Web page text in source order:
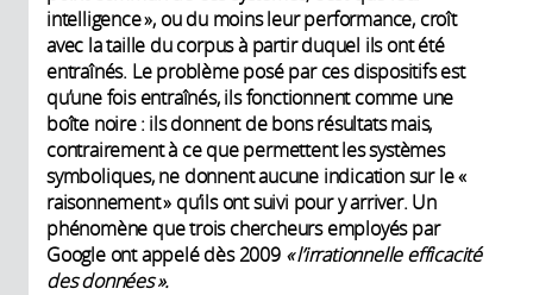
intelligence », ou du moins leur performance, croît
avec la taille du corpus à partir duquel ils ont été
entraînés. Le problème posé par ces dispositifs est
qu’une fois entraînés, ils fonctionnent comme une
boîte noire : ils donnent de bons résultats mais,
contrairement à ce que permettent les systèmes
symboliques, ne donnent aucune indication sur le «
raisonnement » qu’ils ont suivi pour y arriver. Un
phénomène que trois chercheurs employés par
Google ont appelé dès 2009 «l’irrationnelle efficacité
des données».